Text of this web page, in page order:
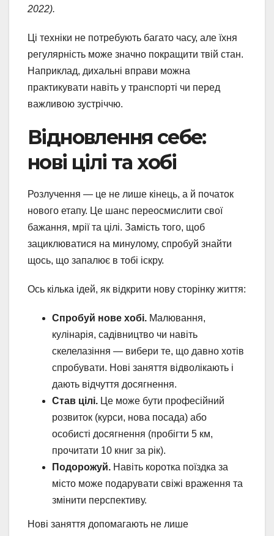
2022).
Ці техніки не потребують багато часу, але їхня
регулярність може значно покращити твій стан.
Наприклад, дихальні вправи можна
практикувати навіть у транспорті чи перед
важливою зустріччю.
Відновлення себе:
нові цілі та хобі
Розлучення — це не лише кінець, а й початок
нового етапу. Це шанс переосмислити свої
бажання, мрії та цілі. Замість того, щоб
зациклюватися на минулому, спробуй знайти
щось, що запалює в тобі іскру.
Ось кілька ідей, як відкрити нову сторінку життя:
Спробуй нове хобі. Малювання,
кулінарія, садівництво чи навіть
скелелазіння — вибери те, що давно хотів
спробувати. Нові заняття відволікають і
дають відчуття досягнення.
Став цілі. Це може бути професійний
розвиток (курси, нова посада) або
особисті досягнення (пробігти 5 км,
прочитати 10 книг за рік).
Подорожуй. Навіть коротка поїздка за
місто може подарувати свіжі враження та
змінити перспективу.
Нові заняття допомагають не лише